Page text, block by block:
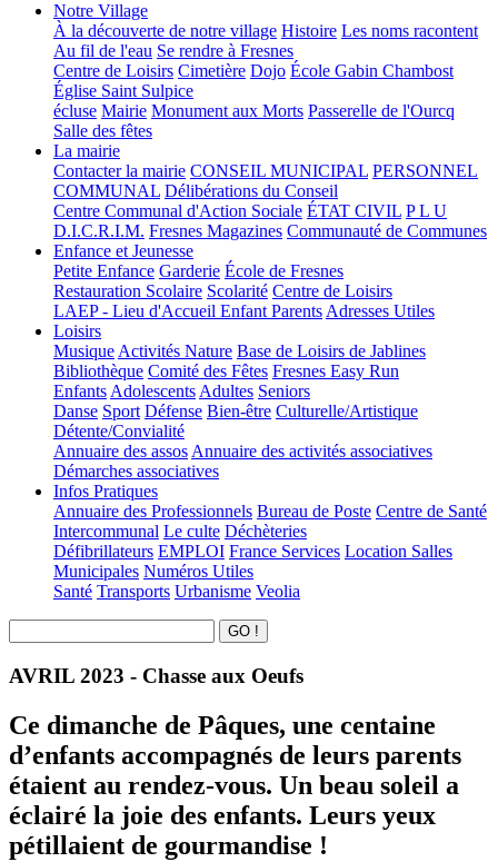
Notre Village
À la découverte de notre village Histoire Les noms racontent
Au fil de l'eau Se rendre à Fresnes
Centre de Loisirs Cimetière Dojo École Gabin Chambost
Église Saint Sulpice
écluse Mairie Monument aux Morts Passerelle de l'Ourcq
Salle des fêtes
La mairie
Contacter la mairie CONSEIL MUNICIPAL PERSONNEL
COMMUNAL Délibérations du Conseil
Centre Communal d'Action Sociale ÉTAT CIVIL P L U
D.I.C.R.I.M. Fresnes Magazines Communauté de Communes
Enfance et Jeunesse
Petite Enfance Garderie École de Fresnes
Restauration Scolaire Scolarité Centre de Loisirs
LAEP - Lieu d'Accueil Enfant ParentsAdresses Utiles
Loisirs
MusiqueActivités Nature Base de Loisirs de Jablines
Bibliothèque Comité des Fêtes Fresnes Easy Run
EnfantsAdolescentsAdultes Seniors
Danse Sport Défense Bien-être Culturelle/Artistique
Détente/Convialité
Annuaire des assosAnnuaire des activités associatives
Démarches associatives
Infos Pratiques
Annuaire des Professionnels Bureau de Poste Centre de Santé
Intercommunal Le culte Déchèteries
Défibrillateurs EMPLOI France Services Location Salles
Municipales Numéros Utiles
Santé Transports Urbanisme Veolia
AVRIL 2023 - Chasse aux Oeufs
Ce dimanche de Pâques, une centaine
d’enfants accompagnés de leurs parents
étaient au rendez-vous. Un beau soleil a
éclairé la joie des enfants. Leurs yeux
pétillaient de gourmandise !